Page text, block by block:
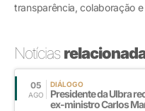
transparência, colaboração
Notícias
05
AGO
DIÁLOGO
Presidente da Ulbra
ex-ministro Carlos